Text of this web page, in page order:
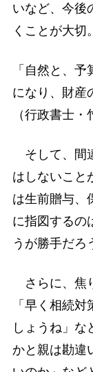
いなど、今後
くことが大切。
「自然と、
になり、財産
（行政書士
そして、間
はしないこと
は生前贈与、
に指図するの
うが勝手だろ
さらに、焦
「早く相続
しょうね」な
かと親は勘違